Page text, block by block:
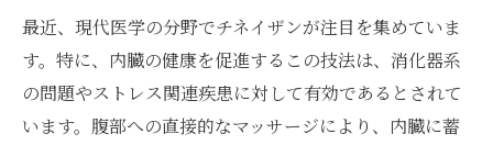
最近、現代医学の分野でチネイザンが注目を集めていま
す。特に、内臓の健康を促進するこの技法は、消化器系
の問題やストレス関連疾患に対して有効であるとされて
います。腹部への直接的なマッサージにより、内臓に蓄